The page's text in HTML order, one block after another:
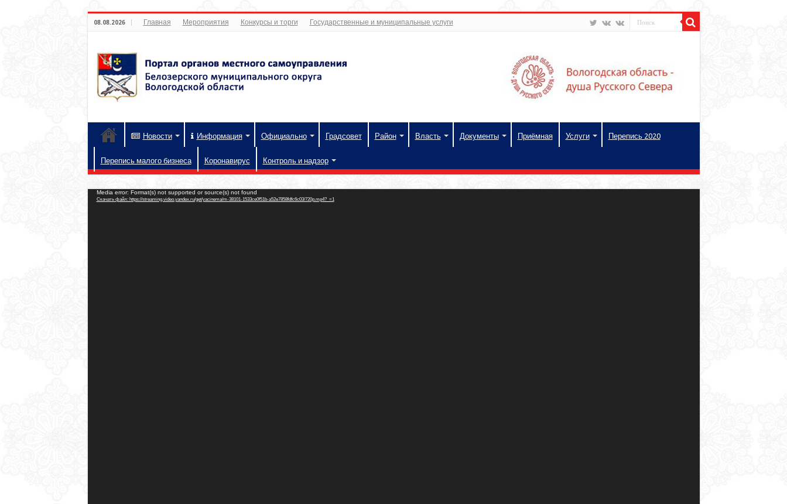
08.08.2026 Главная Мероприятия Конкурсы и торги Государственные и муниципальные услуги
Новости Информация Официально Градсовет Район Власть Документы Приёмная Услуги Перепись 2020
Перепись малого бизнеса Коронавирус Контроль и надзор
Видеоплеер
Media error: Format(s) not supported or source(s) not found
Скачать файл: https://streaming.video.yandex.ru/get/yacinema/m-38101-1533ce0f51b-a52e7858fdfc6c03/720p.mp4?_=1